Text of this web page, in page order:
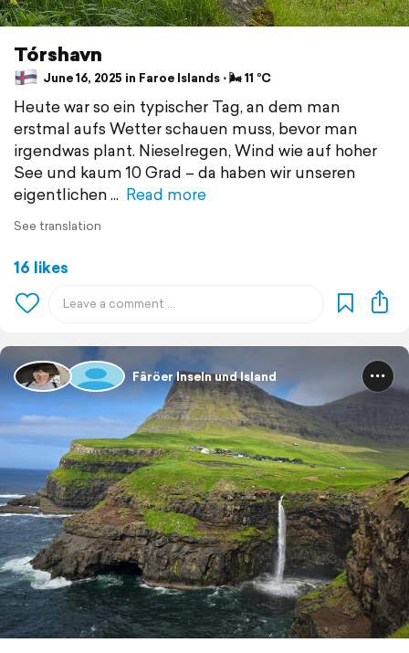
Tórshavn
June 16, 2025 in Faroe Islands ⋅ 🌬 11 °C
Heute war so ein typischer Tag, an dem man
erstmal aufs Wetter schauen muss, bevor man
irgendwas plant. Nieselregen, Wind wie auf hoher
See und kaum 10 Grad – da haben wir unseren
eigentlichen
Read more
See translation
16 likes
Färöer Inseln und Island